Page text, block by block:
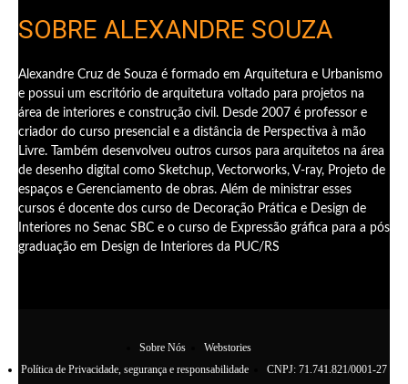
SOBRE ALEXANDRE SOUZA
Alexandre Cruz de Souza é formado em Arquitetura e Urbanismo
e possui um escritório de arquitetura voltado para projetos na
área de interiores e construção civil. Desde 2007 é professor e
criador do curso presencial e a distância de Perspectiva à mão
Livre. Também desenvolveu outros cursos para arquitetos na área
de desenho digital como Sketchup, Vectorworks, V-ray, Projeto de
espaços e Gerenciamento de obras. Além de ministrar esses
cursos é docente dos curso de Decoração Prática e Design de
Interiores no Senac SBC e o curso de Expressão gráfica para a pós
graduação em Design de Interiores da PUC/RS
Sobre Nós
Webstories
Política de Privacidade, segurança e responsabilidade
CNPJ: 71.741.821/0001-27